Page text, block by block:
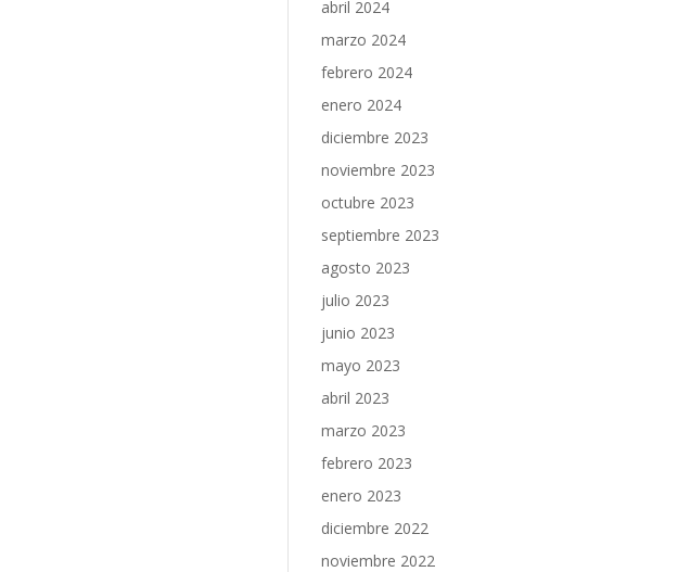
abril 2024
marzo 2024
febrero 2024
enero 2024
diciembre 2023
noviembre 2023
octubre 2023
septiembre 2023
agosto 2023
julio 2023
junio 2023
mayo 2023
abril 2023
marzo 2023
febrero 2023
enero 2023
diciembre 2022
noviembre 2022